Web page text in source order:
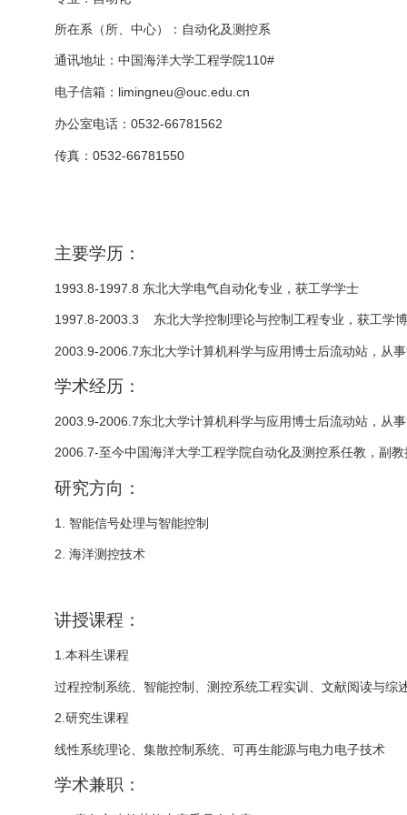
所在系（所、中心）：自动化及测控系
通讯地址：中国海洋大学工程学院110#
电子信箱： limingneu@ouc.edu.cn
办公室电话： 0532-66781562
传真： 0532-66781550
主要学历：
1993.8-1997.8 东北大学电气自动化专业，获工学学士
1997.8-2003.3 东北大学控制理论与控制工程专业，获工学
2003.9-2006.7东北大学计算机科学与应用博士后流动站，从
学术经历：
2003.9-2006.7东北大学计算机科学与应用博士后流动站，从
2006.7-至今中国海洋大学工程学院自动化及测控系任教，副教
研究方向：
1. 智能信号处理与智能控制
2. 海洋测控技术
讲授课程：
1. 本科生课程
过程控制系统、智能控制、测控系统工程实训、文献阅读与综
2. 研究生课程
线性系统理论、集散控制系统、可再生能源与电力电子技术
学术兼职：